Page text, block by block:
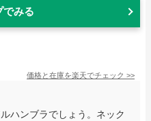
でみる
価格と在庫を楽天でチェック >>
ハンブラでしょう。ネック